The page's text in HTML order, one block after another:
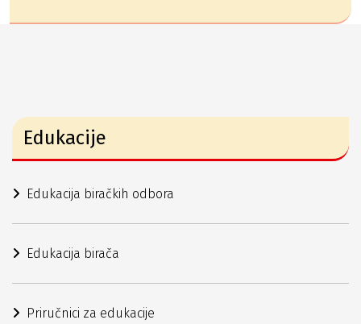
Edukacije
Edukacija biračkih odbora
Edukacija birača
Priručnici za edukacije